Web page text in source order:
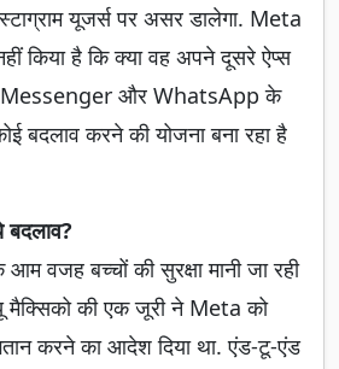
यूजर्स पर असर डालेगा. Meta
किया है कि क्या वह अपने दूसरे ऐप्स
और WhatsApp के
बदलाव करने की योजना बना रहा है
वजह बच्चों की सुरक्षा मानी जा रही
मैक्सिको की एक जूरी ने Meta को
करने का आदेश दिया था. एंड-टू-एंड